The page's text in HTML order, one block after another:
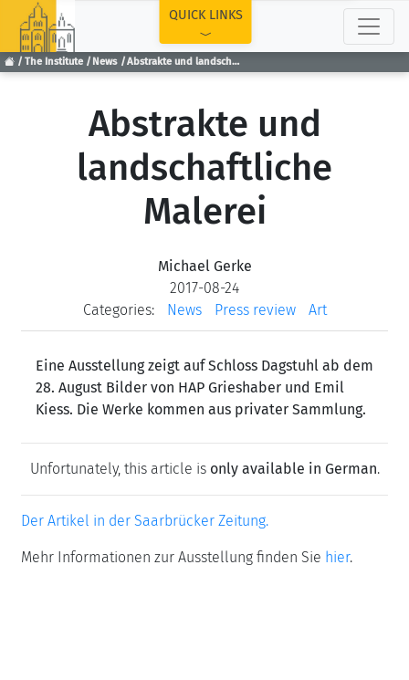
The Institute News Abstrakte und landschaftliche Malerei
QUICK LINKS
Abstrakte und
landschaftliche
Malerei
Michael Gerke
2017-08-24
Categories:
News Press review Art
Eine Ausstellung zeigt auf Schloss Dagstuhl ab dem
28. August Bilder von HAP Grieshaber und Emil
Kiess. Die Werke kommen aus privater Sammlung.
Unfortunately, this article is only available in German.
Der Artikel in der Saarbrücker Zeitung.
Mehr Informationen zur Ausstellung finden Sie hier.